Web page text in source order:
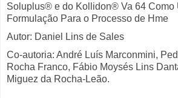
Soluplus® e do Kollidon® Va 64 Como
Formulação Para o Processo de Hme
Autor: Daniel Lins de Sales
Co-autoria: André Luís Marconmini,
Rocha Franco, Fábio Moysés Lins
Miguez da Rocha-Leão.